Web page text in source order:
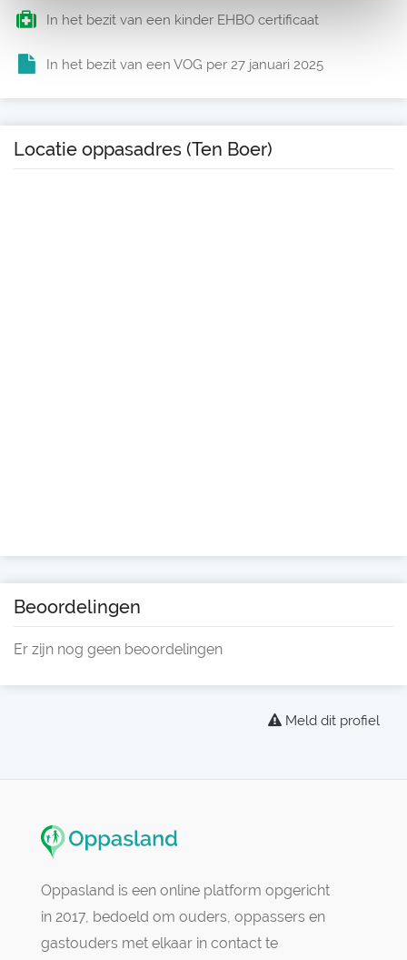
In het bezit van een kinder EHBO certificaat
In het bezit van een VOG per 27 januari 2025
Locatie oppasadres (Ten Boer)
Beoordelingen
Er zijn nog geen beoordelingen
Meld dit profiel
Oppasland is een online platform opgericht
in 2017, bedoeld om ouders, oppassers en
gastouders met elkaar in contact te